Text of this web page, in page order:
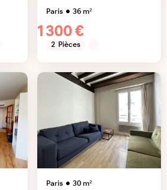
Paris 36m²
1 300 €
2 Pièces
Paris 30m²